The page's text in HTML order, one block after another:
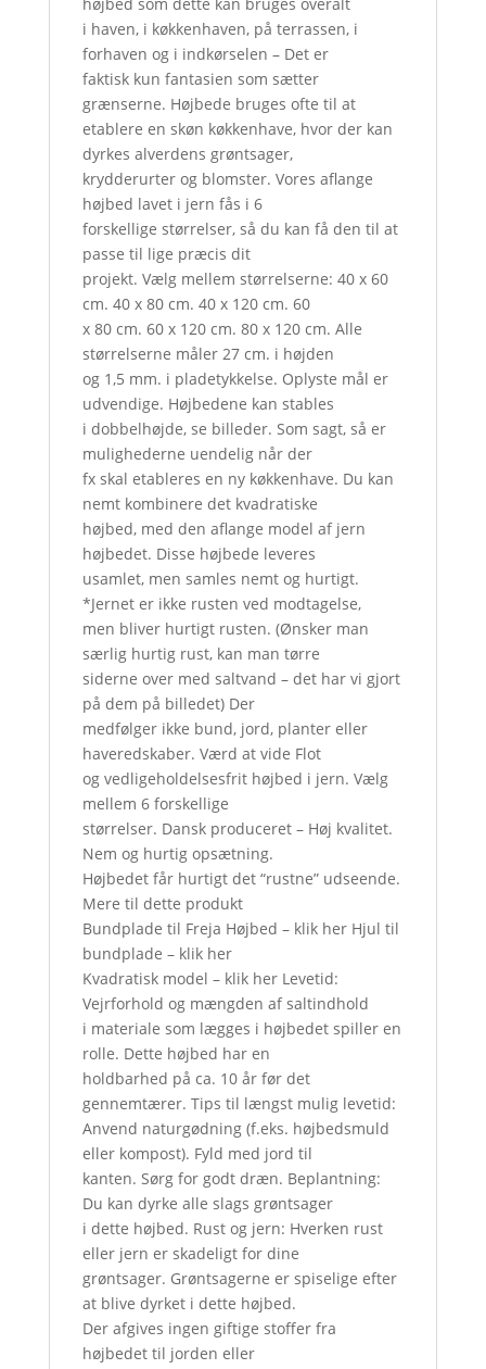
i haven, i køkkenhaven, på terrassen, i
forhaven og i indkørselen – Det er
faktisk kun fantasien som sætter
grænserne. Højbede bruges ofte til at
etablere en skøn køkkenhave, hvor der kan
dyrkes alverdens grøntsager,
krydderurter og blomster. Vores aflange
højbed lavet i jern fås i 6
forskellige størrelser, så du kan få den til at
passe til lige præcis dit
projekt. Vælg mellem størrelserne: 40 x 60
cm. 40 x 80 cm. 40 x 120 cm. 60
x 80 cm. 60 x 120 cm. 80 x 120 cm. Alle
størrelserne måler 27 cm. i højden
og 1,5 mm. i pladetykkelse. Oplyste mål er
udvendige. Højbedene kan stables
i dobbelhøjde, se billeder. Som sagt, så er
mulighederne uendelig når der
fx skal etableres en ny køkkenhave. Du kan
nemt kombinere det kvadratiske
højbed, med den aflange model af jern
højbedet. Disse højbede leveres
usamlet, men samles nemt og hurtigt.
*Jernet er ikke rusten ved modtagelse,
men bliver hurtigt rusten. (Ønsker man
særlig hurtig rust, kan man tørre
siderne over med saltvand – det har vi gjort
på dem på billedet) Der
medfølger ikke bund, jord, planter eller
haveredskaber. Værd at vide Flot
og vedligeholdelsesfrit højbed i jern. Vælg
mellem 6 forskellige
størrelser. Dansk produceret – Høj kvalitet.
Nem og hurtig opsætning.
Højbedet får hurtigt det “rustne” udseende.
Mere til dette produkt
Bundplade til Freja Højbed – klik her Hjul til
bundplade – klik her
Kvadratisk model – klik her Levetid:
Vejrforhold og mængden af saltindhold
i materiale som lægges i højbedet spiller en
rolle. Dette højbed har en
holdbarhed på ca. 10 år før det
gennemtærer. Tips til længst mulig levetid:
Anvend naturgødning (f.eks. højbedsmuld
eller kompost). Fyld med jord til
kanten. Sørg for godt dræn. Beplantning:
Du kan dyrke alle slags grøntsager
i dette højbed. Rust og jern: Hverken rust
eller jern er skadeligt for dine
grøntsager. Grøntsagerne er spiselige efter
at blive dyrket i dette højbed.
Der afgives ingen giftige stoffer fra
højbedet til jorden eller